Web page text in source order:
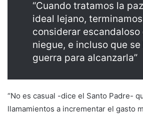
“Cuando tratamos la
ideal lejano,
considerar escandaloso
niegue, e incluso que se
guerra para alcanzarla”
“No es casual -dice el Santo Padre-
llamamientos a incrementar el gasto